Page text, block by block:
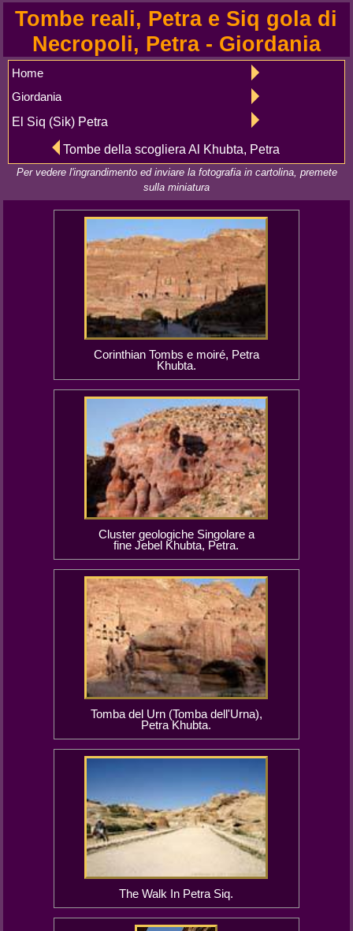
Tombe reali, Petra e Siq gola di
Necropoli, Petra - Giordania
Home
Giordania
El Siq (Sik) Petra
Tombe della scogliera Al Khubta, Petra
Per vedere l'ingrandimento ed inviare la fotografia in cartolina, premete
sulla miniatura
Corinthian Tombs e moiré, Petra
Khubta.
Cluster geologiche Singolare a
fine Jebel Khubta, Petra.
Tomba del Urn (Tomba dell'Urna),
Petra Khubta.
The Walk In Petra Siq.